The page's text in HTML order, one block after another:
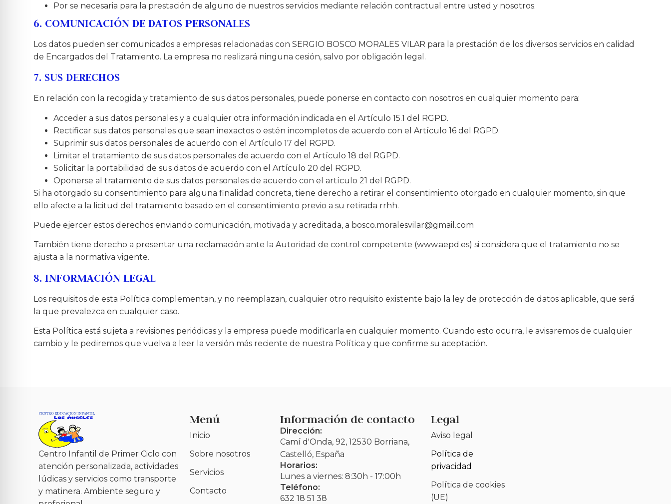
Por se necesaria para la prestación de alguno de nuestros servicios mediante relación contractual entre usted y nosotros.
6. COMUNICACIÓN DE DATOS PERSONALES
Los datos pueden ser comunicados a empresas relacionadas con SERGIO BOSCO MORALES VILAR para la prestación de los diversos servicios en calidad
de Encargados del Tratamiento. La empresa no realizará ninguna cesión, salvo por obligación legal.
7. SUS DERECHOS
En relación con la recogida y tratamiento de sus datos personales, puede ponerse en contacto con nosotros en cualquier momento para:
Acceder a sus datos personales y a cualquier otra información indicada en el Artículo 15.1 del RGPD.
Rectificar sus datos personales que sean inexactos o estén incompletos de acuerdo con el Artículo 16 del RGPD.
Suprimir sus datos personales de acuerdo con el Artículo 17 del RGPD.
Limitar el tratamiento de sus datos personales de acuerdo con el Artículo 18 del RGPD.
Solicitar la portabilidad de sus datos de acuerdo con el Artículo 20 del RGPD.
Oponerse al tratamiento de sus datos personales de acuerdo con el artículo 21 del RGPD.
Si ha otorgado su consentimiento para alguna finalidad concreta, tiene derecho a retirar el consentimiento otorgado en cualquier momento, sin que
ello afecte a la licitud del tratamiento basado en el consentimiento previo a su retirada rrhh.
Puede ejercer estos derechos enviando comunicación, motivada y acreditada, a bosco.moralesvilar@gmail.com
También tiene derecho a presentar una reclamación ante la Autoridad de control competente (www.aepd.es) si considera que el tratamiento no se
ajusta a la normativa vigente.
8. INFORMACIÓN LEGAL
Los requisitos de esta Política complementan, y no reemplazan, cualquier otro requisito existente bajo la ley de protección de datos aplicable, que será
la que prevalezca en cualquier caso.
Esta Política está sujeta a revisiones periódicas y la empresa puede modificarla en cualquier momento. Cuando esto ocurra, le avisaremos de cualquier
cambio y le pediremos que vuelva a leer la versión más reciente de nuestra Política y que confirme su aceptación.
Centro Infantil de Primer Ciclo con
atención personalizada, actividades
lúdicas y servicios como transporte
y matinera. Ambiente seguro y
Menú
Inicio
Sobre nosotros
Servicios
Contacto
Información de contacto
Dirección:
Camí d'Onda, 92, 12530 Borriana,
Castelló, España
Horarios:
Lunes a viernes: 8:30h - 17:00h
Teléfono:
632 18 51 38​
Legal
Aviso legal
Política de
privacidad
Política de cookies
(UE)